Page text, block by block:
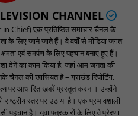
CHANNEL
Chief) एक प्रतिष्ठित समाचार चैनल के
के लिए जाने जाते हैं। वे वर्षों से मीडिया जगत
एवं समर्पण के लिए पहचान बनाए हुए हैं।
देने का काम किया है, जहां आम जनता की
चैनल की खासियत है – ग्राउंड रिपोर्टिंग,
पर आधारित खबरें प्रस्तुत करना। उन्होंने
स्तर पर उठाया है। एक प्रभावशाली
पहचान है। युवा पत्रकारों के लिए वे प्रेरणा